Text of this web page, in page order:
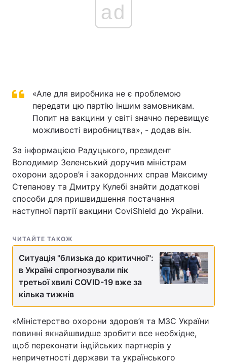
ad
«Але для виробника не є проблемою
передати цю партію іншим замовникам.
Попит на вакцини у світі значно перевищує
можливості виробництва», - додав він.
За інформацією Радуцького, президент
Володимир Зеленський доручив міністрам
охорони здоров’я і закордонних справ Максиму
Степанову та Дмитру Кулебі знайти додаткові
способи для пришвидшення постачання
наступної партії вакцини CoviShield до України.
ЧИТАЙТЕ ТАКОЖ
Ситуація "близька до критичної":
в Україні спрогнозували пік
третьої хвилі COVID-19 вже за
кілька тижнів
«Міністерство охорони здоров’я та МЗС України
повинні якнайшвидше зробити все необхідне,
щоб переконати індійських партнерів у
непричетності держави та українського